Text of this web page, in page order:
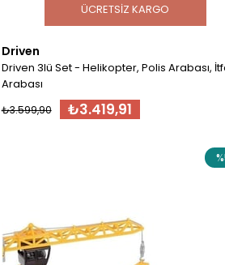
Driven
Driven 3lü Set - Helikopter, Polis Arabası,
Arabası
₺3.419,91
₺3.599,90
ÜCRETSIZ KARGO